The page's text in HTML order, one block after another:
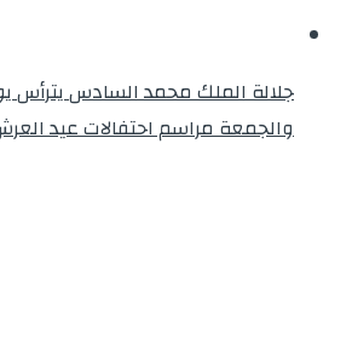
جلالة الملك محمد السادس
والجمعة مراسم احتفالات عيد